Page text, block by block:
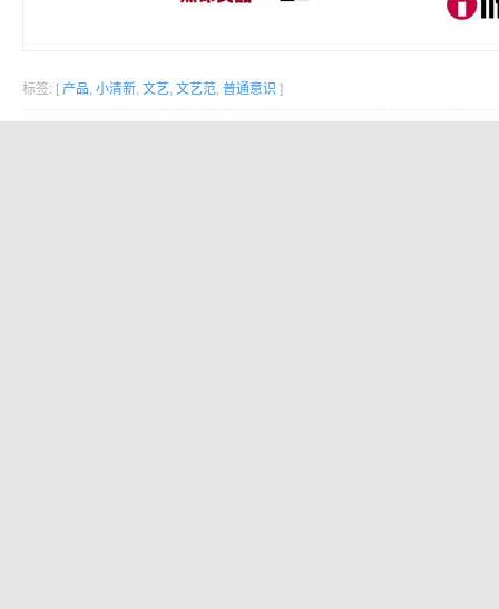
标签: [ 产品, 小清新, 文艺, 文艺范, 普通意识 ]